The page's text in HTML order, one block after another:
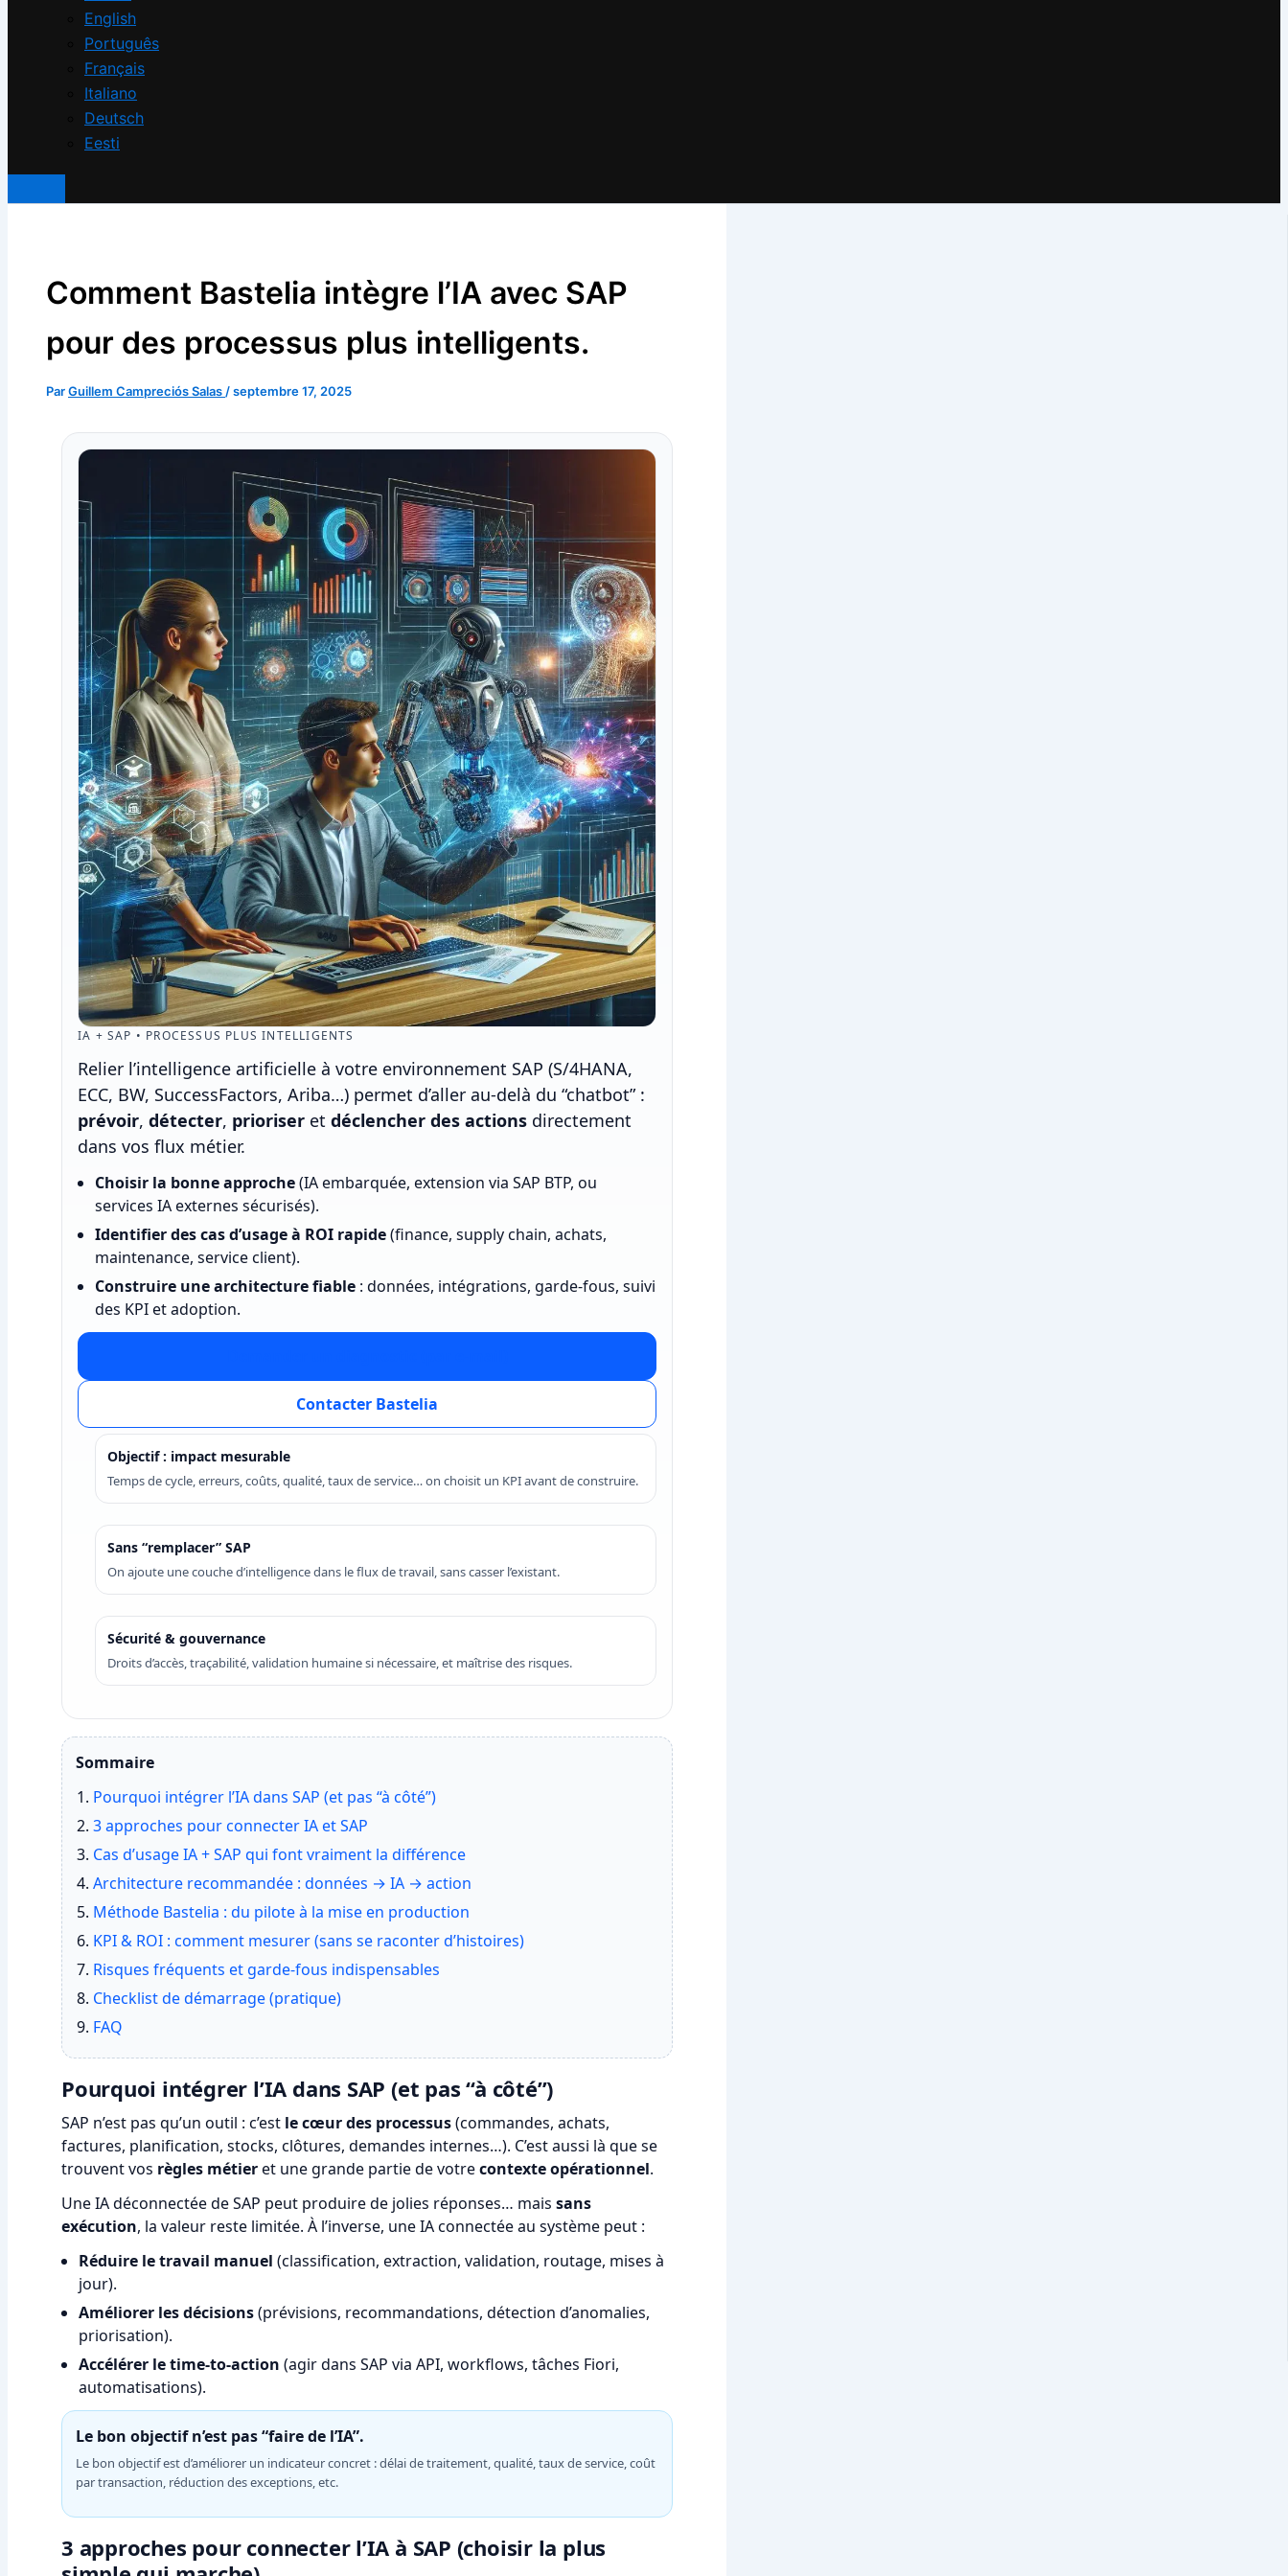
English
Português
Français
Italiano
Deutsch
Eesti
Comment Bastelia intègre l’IA avec SAP
pour des processus plus intelligents.
ParGuillem Campreciós Salas /septembre 17, 2025
IA + SAP • PROCESSUS PLUS INTELLIGENTS
Relier l’intelligence artificielle à votre environnement SAP (S/4HANA,
ECC, BW, SuccessFactors, Ariba…) permet d’aller au-delà du “chatbot” :
prévoir, détecter, prioriser et déclencher des actions directement
dans vos flux métier.
Choisir la bonne approche(IA embarquée, extension via SAP BTP, ou
services IA externes sécurisés).
Identifier des cas d’usage à ROI rapide(finance, supply chain, achats,
maintenance, service client).
Construire une architecture fiable : données, intégrations, garde‑fous, suivi
des KPI et adoption.
Contacter Bastelia
Objectif : impact mesurable
Temps de cycle, erreurs, coûts, qualité, taux de service… on choisit un KPI avant de construire.
Sans “remplacer” SAP
On ajoute une couche d’intelligence dans le flux de travail, sans casser l’existant.
Sécurité & gouvernance
Droits d’accès, traçabilité, validation humaine si nécessaire, et maîtrise des risques.
Sommaire
Pourquoi intégrer l’IA dans SAP (et pas “à côté”)
3 approches pour connecter IA et SAP
Cas d’usage IA + SAP qui font vraiment la différence
Architecture recommandée : données → IA → action
Méthode Bastelia : du pilote à la mise en production
KPI & ROI : comment mesurer (sans se raconter d’histoires)
Risques fréquents et garde‑fous indispensables
Checklist de démarrage (pratique)
FAQ
Pourquoi intégrer l’IA dans SAP (et pas “à côté”)
SAP n’est pas qu’un outil : c’est le cœur des processus(commandes, achats,
factures, planification, stocks, clôtures, demandes internes…). C’est aussi là que se
trouvent vos règles métieret une grande partie de votrecontexte opérationnel.
Une IA déconnectée de SAP peut produire de jolies réponses… mais sans
exécution, la valeur reste limitée. À l’inverse, une IA connectée au système peut :
Réduire le travail manuel (classification, extraction, validation, routage, mises à
jour).
Améliorer les décisions(prévisions, recommandations, détection d’anomalies,
priorisation).
Accélérer le time-to-action (agir dans SAP via API, workflows, tâches Fiori,
automatisations).
Le bon objectif n’est pas “faire de l’IA”.
Le bon objectif est d’améliorer un indicateur concret : délai de traitement, qualité, taux de service, coût
par transaction, réduction des exceptions, etc.
3 approches pour connecter l’IA à SAP (choisir la plus